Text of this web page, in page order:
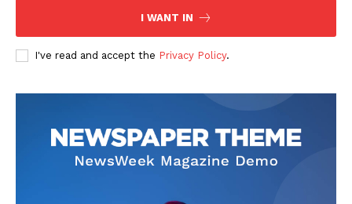
SUSCRIBETE
Nosotros
I WANT IN
I've read and accept the Privacy Policy.